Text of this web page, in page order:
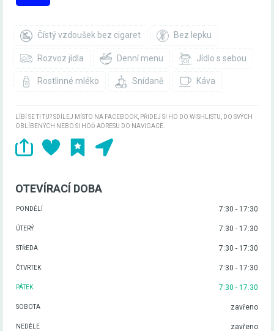
Čístý vzdoušek bez cigaret Bez lepku
Rozvoz jídla Denní menu Jídlo s sebou
Rostlinné mléko Snídaně Káva
LÍBÍ SE TI TU? SDÍLEJ MÍSTO NA FACEBOOK, PŘIDEJ SI HO DO WISHLISTU, DO SVÝCH
OBLÍBENÝCH NEBO SI HOĎ ADRESU DO NAVIGACE.
OTEVÍRACÍ DOBA
PONDĚLÍ 7:30 - 17:30
ÚTERÝ 7:30 - 17:30
STŘEDA 7:30 - 17:30
ČTVRTEK 7:30 - 17:30
PÁTEK 7:30 - 17:30
SOBOTA zavřeno
NEDĚLE zavřeno